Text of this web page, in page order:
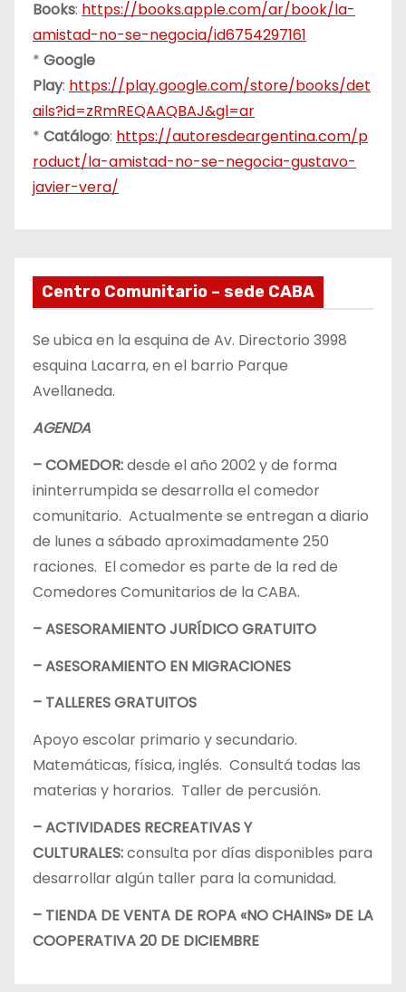
Books: https://books.apple.com/ar/book/la-
amistad-no-se-negocia/id6754297161
* Google
Play: https://play.google.com/store/books/det
ails?id=zRmREQAAQBAJ&gl=ar
* Catálogo: https://autoresdeargentina.com/p
roduct/la-amistad-no-se-negocia-gustavo-
javier-vera/
Centro Comunitario – sede CABA
Se ubica en la esquina de Av. Directorio 3998
esquina Lacarra, en el barrio Parque
Avellaneda.
AGENDA
– COMEDOR:desde el año 2002 y de forma
ininterrumpida se desarrolla el comedor
comunitario. Actualmente se entregan a diario
de lunes a sábado aproximadamente 250
raciones. El comedor es parte de la red de
Comedores Comunitarios de la CABA.
– ASESORAMIENTO JURÍDICO GRATUITO
– ASESORAMIENTO EN MIGRACIONES
– TALLERES GRATUITOS
Apoyo escolar primario y secundario.
Matemáticas, física, inglés. Consultá todas las
materias y horarios. Taller de percusión.
– ACTIVIDADES RECREATIVAS Y
CULTURALES:consulta por días disponibles para
desarrollar algún taller para la comunidad.
– TIENDA DE VENTA DE ROPA «NO CHAINS» DE LA
COOPERATIVA 20 DE DICIEMBRE